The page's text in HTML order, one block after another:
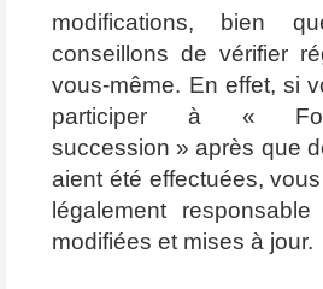
modifications, bien
conseillons de vérifier
vous-même. En effet, si
participer à «
succession » après que
aient été effectuées,
légalement
modifiées et mises à jour.